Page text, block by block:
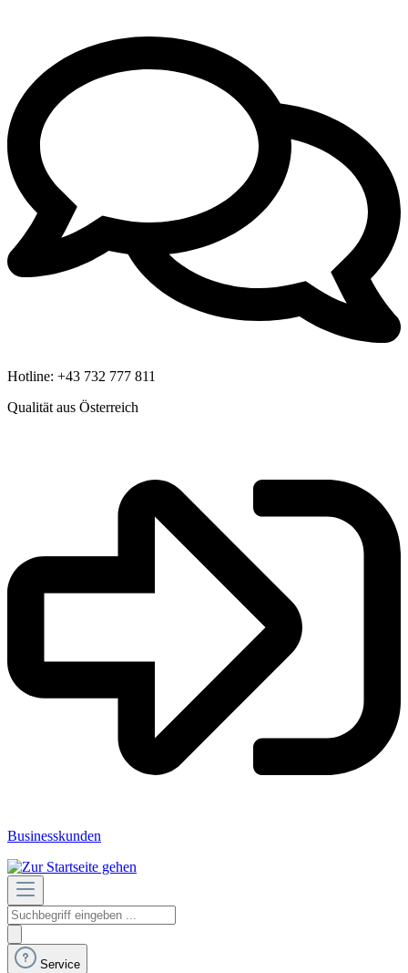
Hotline: +43 732 777 811
Qualität aus Österreich
Businesskunden
Service